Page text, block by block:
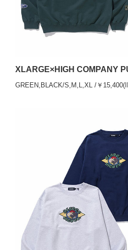
XLARGE×HIGH COMPANY
GREEN,BLACK/S,M,L,XL /￥